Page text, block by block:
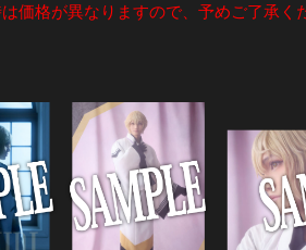
価格が異なりますので、予めご了承く